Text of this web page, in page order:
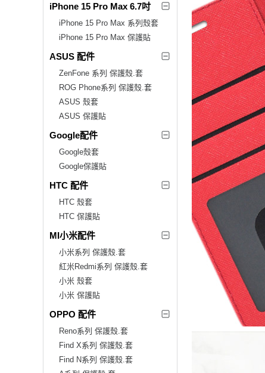
iPhone 15 Pro Max 6.7吋
iPhone 15 Pro Max 系列殼套
iPhone 15 Pro Max 保護貼
ASUS 配件
ZenFone 系列 保護殼.套
ROG Phone系列 保護殼.套
ASUS 殼套
ASUS 保護貼
Google配件
Google殼套
Google保護貼
HTC 配件
HTC 殼套
HTC 保護貼
MI小米配件
小米系列 保護殼.套
紅米Redmi系列 保護殼.套
小米 殼套
小米 保護貼
OPPO 配件
Reno系列 保護殼.套
Find X系列 保護殼.套
Find N系列 保護殼.套